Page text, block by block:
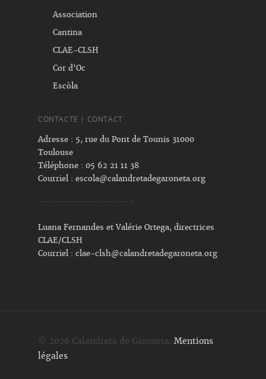
Association
Cantina
CLAE-CLSH
Cor d’Oc
Escòla
CONTACTE | CONTACT
Adresse : 5, rue du Pont de Tounis 31000
Toulouse
Téléphone : 05 62 21 11 38
Courriel : escola@calandretadegaroneta.org
------------------
Luana Fernandes et Valérie Ortega, directrices
CLAE/CLSH
Courriel : clae-clsh@calandretadegaroneta.org
© 2026 Calandreta de Garoneta. Mentions
légales